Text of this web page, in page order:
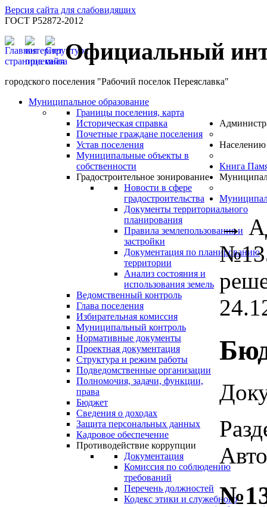
Версия сайта для слабовидящих
ГОСТ Р52872-2012
Официальный
городского поселения "Рабочий поселок Переяславка"
Муниципальное образование
Границы поселения, карта
Историческая справка
Почетные граждане поселения
Устав поселения
Муниципальные объекты в
собственности
Градостроительное зонирование
Новости в сфере
градостроительства
Документы территориального
планирования
Правила землепользования и
застройки
Документация по планированию
территории
Анализ состояния и
использования земель
Ведомственный контроль
Глава поселения
Избирательная комиссия
Муниципальный контроль
Нормативные документы
Проектная документация
Структура и режим работы
Подведомственные организации
Полномочия, задачи, функции,
права
Бюджет
Сведения о доходах
Защита персональных данных
Кадровое обеспечение
Противодействие коррупции
Документация
Комиссия по соблюдению
требований
Перечень должностей
Кодекс этики и служебного
Населению
Книга
→